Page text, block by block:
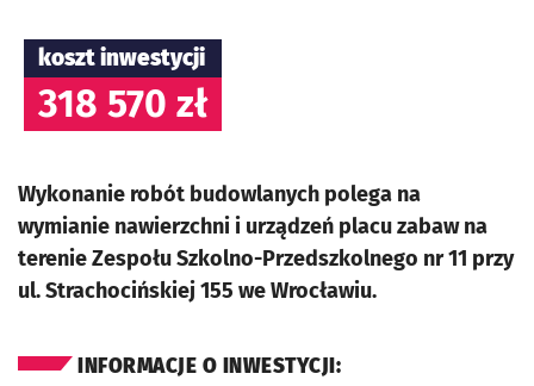
koszt inwestycji
318 570 zł
Wykonanie robót budowlanych polega na
wymianie nawierzchni i urządzeń placu zabaw na
terenie Zespołu Szkolno-Przedszkolnego nr 11 przy
ul. Strachocińskiej 155 we Wrocławiu.
INFORMACJE O INWESTYCJI: